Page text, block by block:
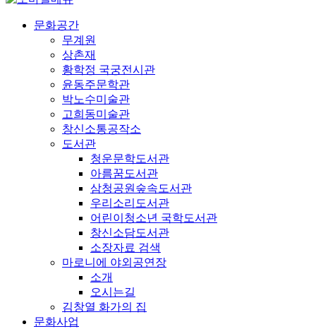
문화공간
무계원
상촌재
황학정 국궁전시관
윤동주문학관
박노수미술관
고희동미술관
창신소통공작소
도서관
청운문학도서관
아름꿈도서관
삼청공원숲속도서관
우리소리도서관
어린이청소년 국학도서관
창신소담도서관
소장자료 검색
마로니에 야외공연장
소개
오시는길
김창열 화가의 집
문화사업